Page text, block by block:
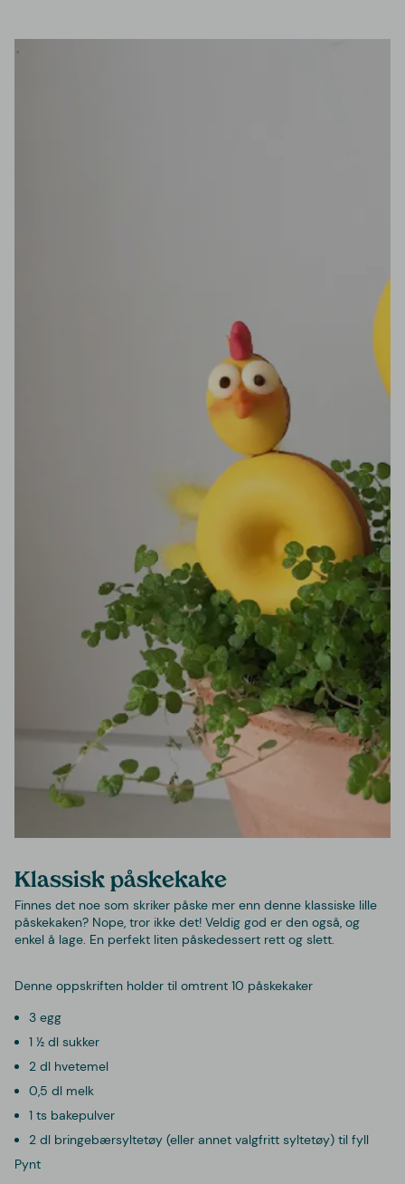
Klassisk påskekake
Finnes det noe som skriker påske mer enn denne klassiske lille
påskekaken? Nope, tror ikke det! Veldig god er den også, og
enkel å lage. En perfekt liten påskedessert rett og slett.
Denne oppskriften holder til omtrent 10 påskekaker
3 egg
1 ½ dl sukker
2 dl hvetemel
0,5 dl melk
1 ts bakepulver
2 dl bringebærsyltetøy (eller annet valgfritt syltetøy) til fyll
Pynt